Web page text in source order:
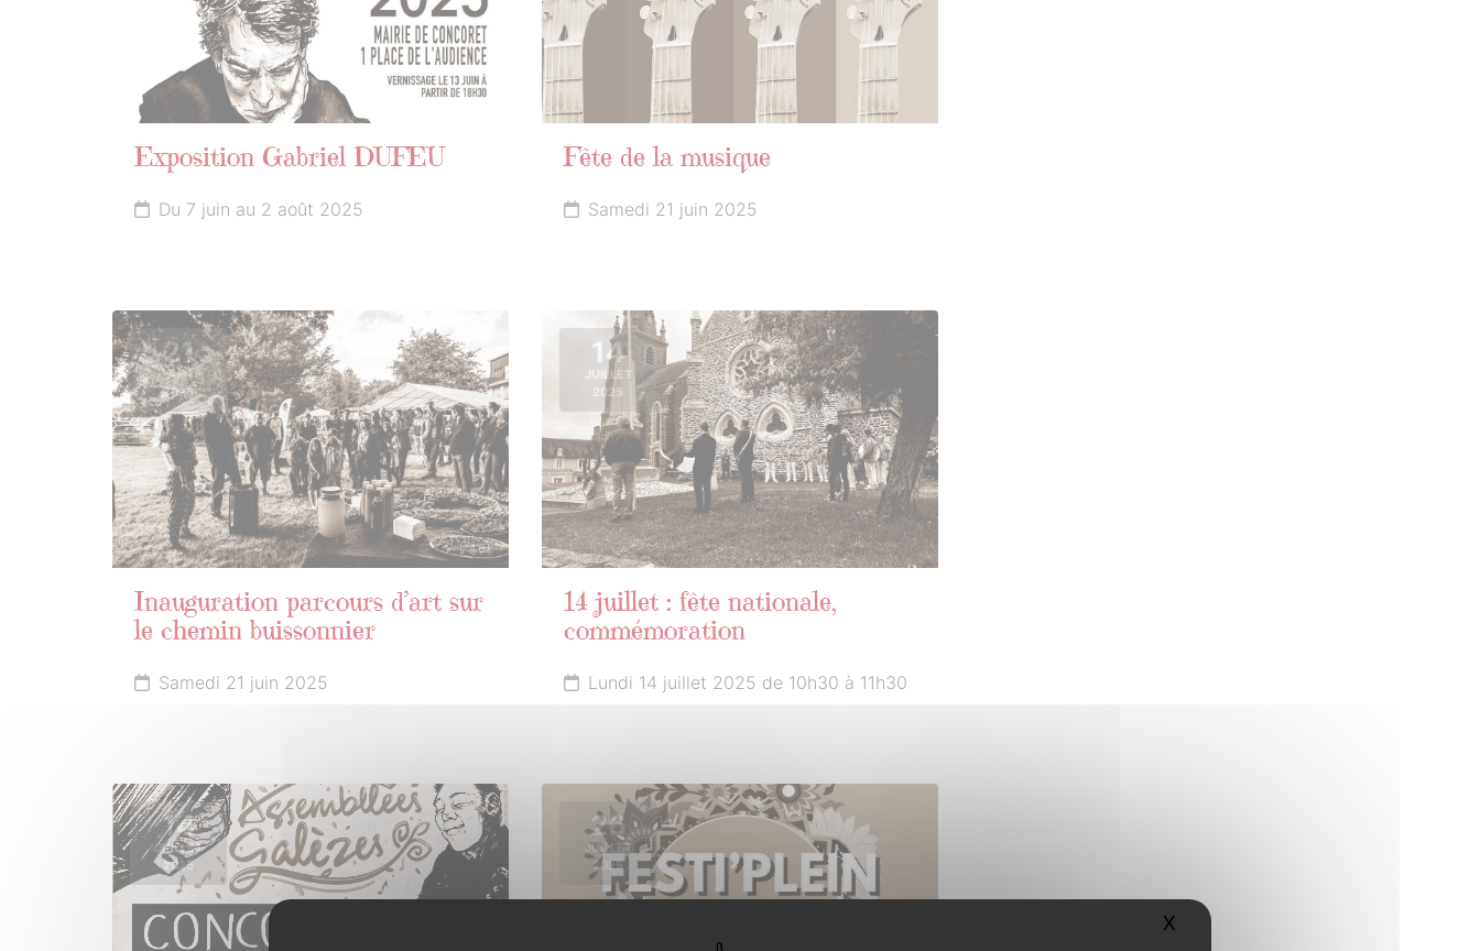
Exposition Gabriel DUFEU
Du 7 juin au 2 août 2025
Fête de la musique
Samedi 21 juin 2025
21
JUIN
2025
Inauguration parcours d’art sur
le chemin buissonnier
Samedi 21 juin 2025
14
JUILLET
2025
14 juillet : fête nationale,
commémoration
Lundi 14 juillet 2025 de 10h30 à 11h30
14
JUILLET
2025
26
JUILLET
2025
X Masquer le bandeau des cookies